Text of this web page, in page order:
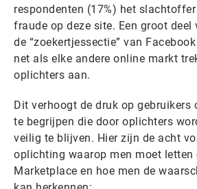
respondenten (17%) het
fraude op deze site. Een groot deel
de “zoekertjessectie” van
net als elke andere online markt
oplichters aan.
Dit verhoogt de druk op gebruikers
te begrijpen die door oplichters
veilig te blijven. Hier zijn de acht
oplichting waarop men moet letten
Marketplace en hoe men de